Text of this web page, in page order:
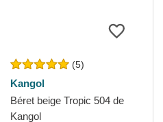
(5)
Kangol
Béret beige Tropic 504 de
Kangol